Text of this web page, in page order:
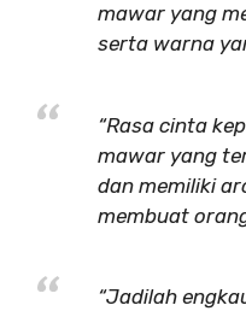
mawar yang
serta warna
“Rasa cinta
mawar yang
dan memiliki
membuat
“Jadilah